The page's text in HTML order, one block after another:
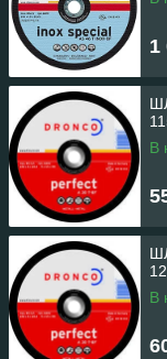
1
В
В